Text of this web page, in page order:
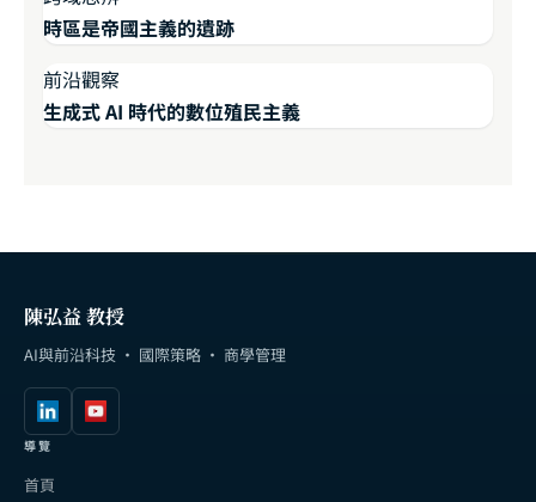
時區是帝國主義的遺跡
前沿觀察
生成式 AI 時代的數位殖民主義
陳弘益 教授
AI與前沿科技 · 國際策略 · 商學管理
導覽
首頁